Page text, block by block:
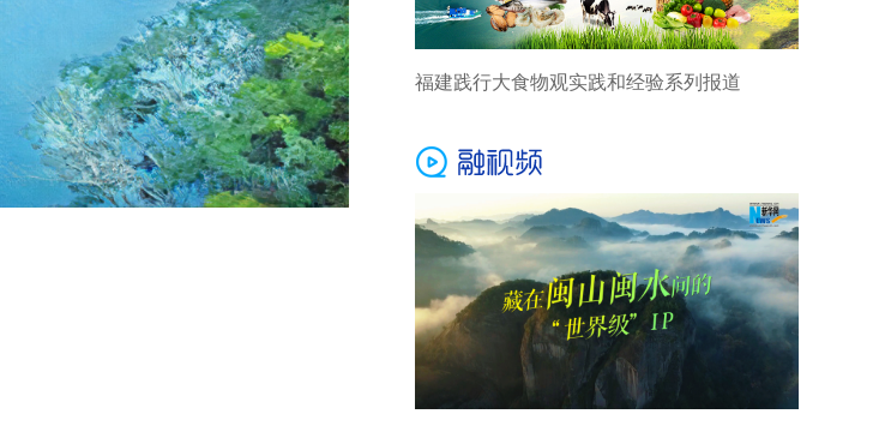
福建践行大食物观实践和经验系列报道